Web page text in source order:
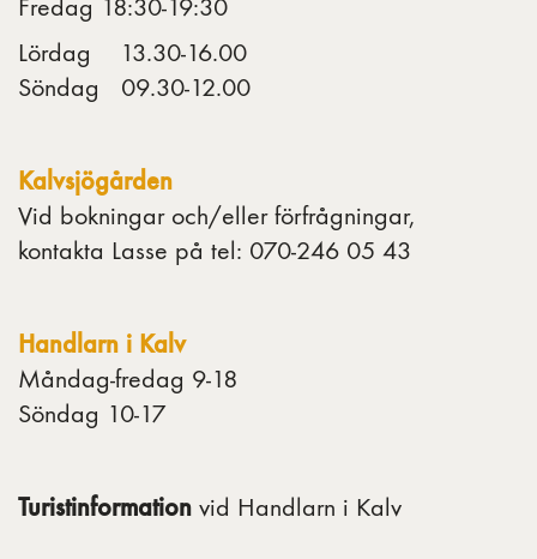
Fredag 18:30-19:30
Lördag 13.30-16.00
Söndag 09.30-12.00
Kalvsjögården
Vid bokningar och/eller förfrågningar,
kontakta Lasse på tel: 070-246 05 43
Handlarn i Kalv
Måndag-fredag 9-18
Söndag 10-17
Turistinformation vid Handlarn i Kalv